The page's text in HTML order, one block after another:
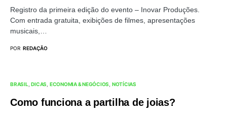
Registro da primeira edição do evento – Inovar Produções.
Com entrada gratuita, exibições de filmes, apresentações
musicais,…
POR REDAÇÃO
BRASIL DICAS ECONOMIA & NEGÓCIOS NOTÍCIAS
Como funciona a partilha de joias?